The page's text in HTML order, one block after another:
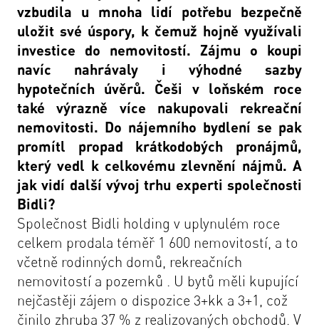
vzbudila u mnoha lidí potřebu bezpečně
uložit své úspory, k čemuž hojně využívali
investice do nemovitostí. Zájmu o koupi
navíc nahrávaly i výhodné sazby
hypotečních úvěrů. Češi v loňském roce
také výrazně více nakupovali rekreační
nemovitosti. Do nájemního bydlení se pak
promítl propad krátkodobých pronájmů,
který vedl k celkovému zlevnění nájmů. A
jak vidí další vývoj trhu experti společnosti
Bidli?
Společnost Bidli holding v uplynulém roce
celkem prodala téměř 1 600 nemovitostí, a to
včetně rodinných domů, rekreačních
nemovitostí a pozemků . U bytů měli kupující
nejčastěji zájem o dispozice 3+kk a 3+1, což
činilo zhruba 37 % z realizovaných obchodů. V